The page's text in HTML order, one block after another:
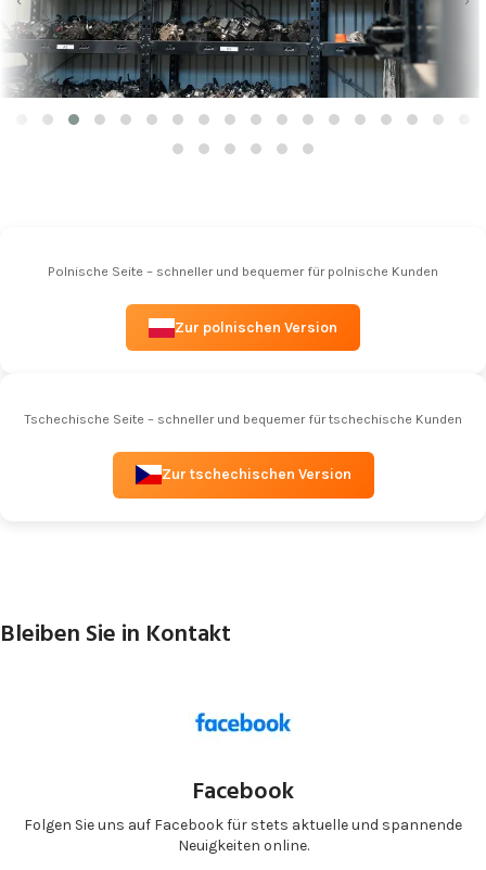
Polnische Seite – schneller und bequemer für polnische Kunden
Zur polnischen Version
Tschechische Seite – schneller und bequemer für tschechische Kunden
Zur tschechischen Version
Bleiben Sie in Kontakt
Facebook
Folgen Sie uns auf Facebook für stets aktuelle und spannende
Neuigkeiten online.